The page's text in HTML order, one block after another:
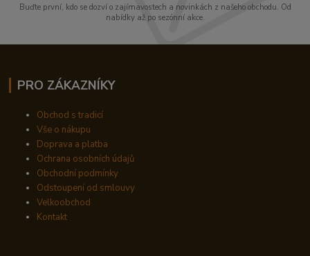
Buďte první, kdo se dozví o zajímavostech a novinkách z našeho obchodu. Od
nabídky až po sezónní akce.
PRO ZÁKAZNÍKY
Obchod s tradicí
Vše o nákupu
Doprava a platba
Ochrana osobních údajů
Obchodní podmínky
Odstoupení od smlouvy
Velkoobchod
Kontakt